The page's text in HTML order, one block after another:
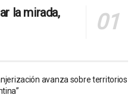
la mirada,
avanza sobre territorios